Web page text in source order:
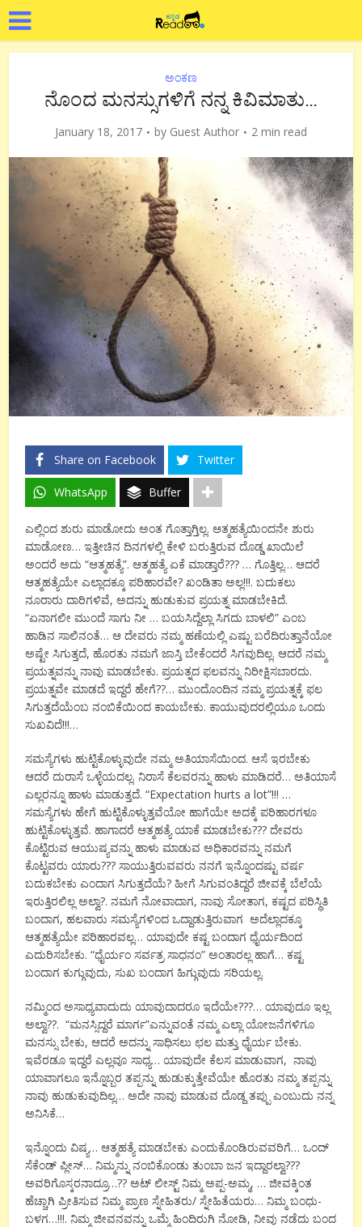
ಅಂಕಣ
ನೊಂದ ಮನಸ್ಸುಗಳಿಗೆ ನನ್ನ ಕಿವಿಮಾತು…
January 18, 2017 by Guest Author 2 min read
Share on Facebook Twitter
WhatsApp Buffer
ಎಲ್ಲಿಂದ ಶುರು ಮಾಡೋದು ಅಂತ ಗೊತ್ತಾಗ್ತಿಲ್ಲ. ಆತ್ಮಹತ್ಯೆಯಿಂದನೇ ಶುರು
ಮಾಡೋಣ… ಇತ್ತೀಚಿನ ದಿನಗಳಲ್ಲಿ ಕೇಳಿ ಬರುತ್ತಿರುವ ದೊಡ್ಡ ಖಾಯಿಲೆ
ಅಂದರೆ ಅದು “ಆತ್ಮಹತ್ಯೆ”. ಆತ್ಮಹತ್ಯೆ ಏಕೆ ಮಾಡ್ತಾರೆ??? … ಗೊತ್ತಿಲ್ಲ… ಆದರೆ
ಆತ್ಮಹತ್ಯೆಯೇ ಎಲ್ಲಾದಕ್ಕೂ ಪರಿಹಾರವೇ? ಖಂಡಿತಾ ಅಲ್ಲ!!!. ಬದುಕಲು
ನೂರಾರು ದಾರಿಗಳಿವೆ, ಅದನ್ನು ಹುಡುಕುವ ಪ್ರಯತ್ನ ಮಾಡಬೇಕಿದೆ.
“ಏನಾಗಲೀ ಮುಂದೆ ಸಾಗು ನೀ … ಬಯಸಿದ್ದೆಲ್ಲಾ ಸಿಗದು ಬಾಳಲಿ” ಎಂಬ
ಹಾಡಿನ ಸಾಲಿನಂತೆ… ಆ ದೇವರು ನಮ್ಮ ಹಣೆಯಲ್ಲಿ ಎಷ್ಟು ಬರೆದಿರುತ್ತಾನೆಯೋ
ಅಷ್ಟೇ ಸಿಗುತ್ತದೆ, ಹೊರತು ನಮಗೆ ಜಾಸ್ತಿ ಬೇಕೆಂದರೆ ಸಿಗವುದಿಲ್ಲ. ಆದರೆ ನಮ್ಮ
ಪ್ರಯತ್ನವನ್ನು ನಾವು ಮಾಡಬೇಕು. ಪ್ರಯತ್ನದ ಫಲವನ್ನು ನಿರೀಕ್ಷಿಸಬಾರದು.
ಪ್ರಯತ್ನವೇ ಮಾಡದೆ ಇದ್ದರೆ ಹೇಗೆ??… ಮುಂದೊಂದಿನ ನಮ್ಮ ಪ್ರಯತ್ನಕ್ಕೆ ಫಲ
ಸಿಗುತ್ತದೆಯೆಂಬ ನಂಬಿಕೆಯಿಂದ ಕಾಯಬೇಕು. ಕಾಯುವುದರಲ್ಲಿಯೂ ಒಂದು
ಸುಖವಿದೆ!!!…
ಸಮಸ್ಯೆಗಳು ಹುಟ್ಟಿಕೊಳ್ಳುವುದೇ ನಮ್ಮ ಅತಿಯಾಸೆಯಿಂದ. ಆಸೆ ಇರಬೇಕು
ಆದರೆ ದುರಾಸೆ ಒಳ್ಳೆಯದಲ್ಲ. ನಿರಾಸೆ ಕೆಲವರನ್ನು ಹಾಳು ಮಾಡಿದರೆ… ಅತಿಯಾಸೆ
ಎಲ್ಲರನ್ನೂ ಹಾಳು ಮಾಡುತ್ತದೆ. “Expectation hurts a lot”!!! …
ಸಮಸ್ಯೆಗಳು ಹೇಗೆ ಹುಟ್ಟಿಕೊಳ್ಳುತ್ತವೆಯೋ ಹಾಗೆಯೇ ಅದಕ್ಕೆ ಪರಿಹಾರಗಳೂ
ಹುಟ್ಟಿಕೊಳ್ಳುತ್ತವೆ. ಹಾಗಾದರೆ ಆತ್ಮಹತ್ಯೆ ಯಾಕೆ ಮಾಡಬೇಕು??? ದೇವರು
ಕೊಟ್ಟಿರುವ ಆಯುಷ್ಯವನ್ನು ಹಾಳು ಮಾಡುವ ಅಧಿಕಾರವನ್ನು ನಮಗೆ
ಕೊಟ್ಟವರು ಯಾರು??? ಸಾಯುತ್ತಿರುವವರು ನನಗೆ ಇನ್ನೊಂದಷ್ಟು ವರ್ಷ
ಬದುಕಬೇಕು ಎಂದಾಗ ಸಿಗುತ್ತದೆಯೆ? ಹೀಗೆ ಸಿಗುವಂತಿದ್ದರೆ ಜೀವಕ್ಕೆ ಬೆಲೆಯೆ
ಇರುತ್ತಿರಲಿಲ್ಲ ಅಲ್ವಾ?. ನಮಗೆ ನೋವಾದಾಗ, ನಾವು ಸೋತಾಗ, ಕಷ್ಟದ ಪರಿಸ್ಥಿತಿ
ಬಂದಾಗ, ಹಲವಾರು ಸಮಸ್ಯೆಗಳಿಂದ ಒದ್ದಾಡುತ್ತಿರುವಾಗ ಅದೆಲ್ಲಾದಕ್ಕೂ
ಆತ್ಮಹತ್ಯೆಯೇ ಪರಿಹಾರವಲ್ಲ… ಯಾವುದೇ ಕಷ್ಟ ಬಂದಾಗ ಧೈರ್ಯದಿಂದ
ಎದುರಿಸಬೇಕು. “ಧೈರ್ಯಂ ಸರ್ವತ್ರ ಸಾಧನಂ” ಅಂತಾರಲ್ಲ ಹಾಗೆ… ಕಷ್ಟ
ಬಂದಾಗ ಕುಗ್ಗುವುದು, ಸುಖ ಬಂದಾಗ ಹಿಗ್ಗುವುದು ಸರಿಯಲ್ಲ.
ನಮ್ಮಿಂದ ಅಸಾಧ್ಯವಾದುದು ಯಾವುದಾದರೂ ಇದೆಯೇ???… ಯಾವುದೂ ಇಲ್ಲ
ಅಲ್ವಾ??. “ಮನಸ್ಸಿದ್ದರೆ ಮಾರ್ಗ”ಎನ್ನುವಂತೆ ನಮ್ಮ ಎಲ್ಲಾ ಯೋಜನೆಗಳಿಗೂ
ಮನಸ್ಸು ಬೇಕು, ಆದರೆ ಅದನ್ನು ಸಾಧಿಸಲು ಛಲ ಮತ್ತು ಧೈರ್ಯ ಬೇಕು.
ಇವೆರಡೂ ಇದ್ದರೆ ಎಲ್ಲವೂ ಸಾಧ್ಯ… ಯಾವುದೇ ಕೆಲಸ ಮಾಡುವಾಗ, ನಾವು
ಯಾವಾಗಲೂ ಇನ್ನೊಬ್ಬರ ತಪ್ಪನ್ನು ಹುಡುಕ್ಕುತ್ತೇವೆಯೇ ಹೊರತು ನಮ್ಮ ತಪ್ಪನ್ನು
ನಾವು ಹುಡುಕುವುದಿಲ್ಲ… ಅದೇ ನಾವು ಮಾಡುವ ದೊಡ್ದ ತಪ್ಪು ಎಂಬುದು ನನ್ನ
ಅನಿಸಿಕೆ…
ಇನ್ನೊಂದು ವಿಷ್ಯ… ಆತ್ಮಹತ್ಯೆ ಮಾಡಬೇಕು ಎಂದುಕೊಂಡಿರುವವರಿಗೆ… ಒಂದ್
ಸೆಕೆಂಡ್ ಪ್ಲೀಸ್… ನಿಮ್ಮನ್ನು ನಂಬಿಕೊಂಡು ತುಂಬಾ ಜನ ಇದ್ದಾರಲ್ವಾ???
ಅವರಿಗೊಸ್ಕರನಾದ್ರೂ…?? ಅಟ್ ಲೀಸ್ಟ್ ನಿಮ್ಮ ಅಪ್ಪ-ಅಮ್ಮ, … ಜೀವಕ್ಕಿಂತ
ಹೆಚ್ಚಾಗಿ ಪ್ರೀತಿಸುವ ನಿಮ್ಮ ಪ್ರಾಣ ಸ್ನೇಹಿತರು/ ಸ್ನೇಹಿತೆಯರು… ನಿಮ್ಮ ಬಂಧು-
ಬಳಗ…!!!. ನಿಮ್ಮ ಜೀವನವನ್ನು ಒಮ್ಮೆ ಹಿಂದಿರುಗಿ ನೋಡಿ, ನೀವು ನಡೆದು ಬಂದ